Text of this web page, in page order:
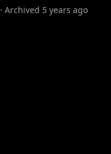
· Archived 5 years ago